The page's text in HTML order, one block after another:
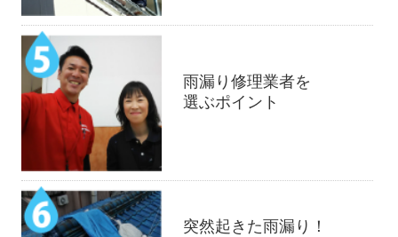
雨漏り修理業者を
選ぶポイント
突然起きた雨漏り！